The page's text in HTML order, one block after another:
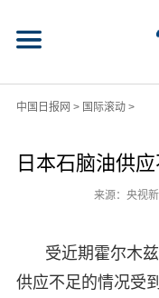
中国日报网 > 国际滚动>
日本石脑油供
来源：央视
受近期霍尔木
供应不足的情况受